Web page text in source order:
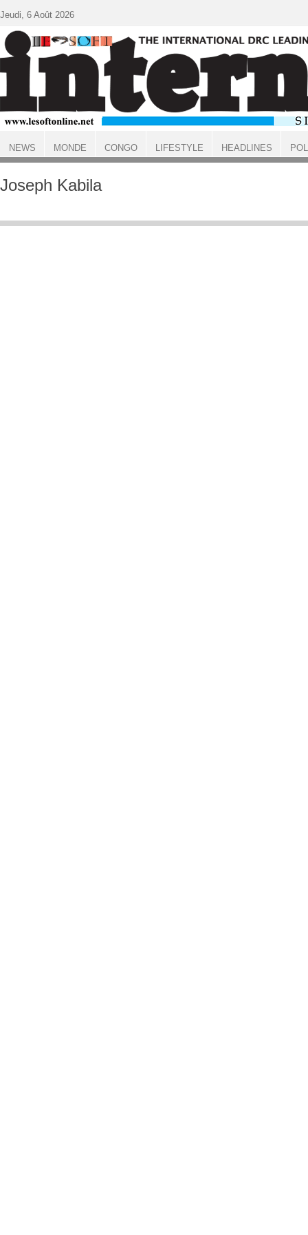
ACCUEIL
Joseph Kabila
Jeudi, 6 Août 2026
NEWS MONDE CONGO LIFESTYLE HEADLINES